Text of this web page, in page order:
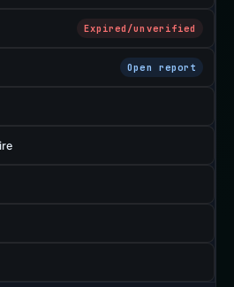
Expired/unverified
Open report